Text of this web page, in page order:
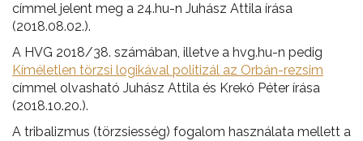
címmel jelent meg a 24.hu-n Juhász Attila írása
(2018.08.02.).
A HVG 2018/38. számában, illetve a hvg.hu-n pedig
Kíméletlen törzsi logikával politizál az Orbán-rezsim
címmel olvasható Juhász Attila és Krekó Péter írása
(2018.10.20.).
A tribalizmus (törzsiesség) fogalom használata mellett a